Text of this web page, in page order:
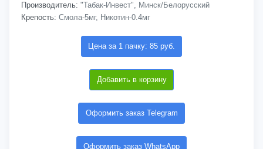
Производитель: "Табак-Инвест", Минск/Белорусский
Крепость: Смола-5мг, Никотин-0.4мг
Цена за 1 пачку: 85 руб.
Добавить в корзину
Оформить заказ Telegram
Оформить заказ WhatsApp